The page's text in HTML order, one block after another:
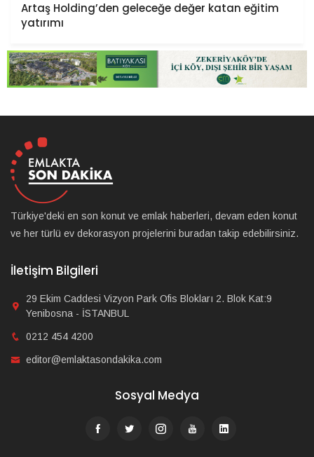
Artaş Holding’den geleceğe değer katan eğitim
yatırımı
Türkiye'deki en son konut ve emlak haberleri, devam eden konut
ve her türlü ev dekorasyon projelerini buradan takip edebilirsiniz.
İletişim Bilgileri
29 Ekim Caddesi Vizyon Park Ofis Blokları 2. Blok Kat:9
Yenibosna - İSTANBUL
0212 454 4200
editor@emlaktasondakika.com
Sosyal Medya